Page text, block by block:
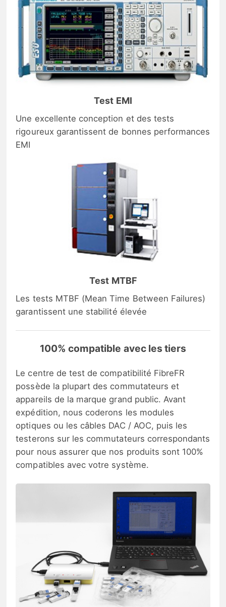
Test EMI
Une excellente conception et des tests
rigoureux garantissent de bonnes performances
EMI
Test MTBF
Les tests MTBF (Mean Time Between Failures)
garantissent une stabilité élevée
100% compatible avec les tiers
Le centre de test de compatibilité FibreFR
possède la plupart des commutateurs et
appareils de la marque grand public. Avant
expédition, nous coderons les modules
optiques ou les câbles DAC / AOC, puis les
testerons sur les commutateurs correspondants
pour nous assurer que nos produits sont 100%
compatibles avec votre système.